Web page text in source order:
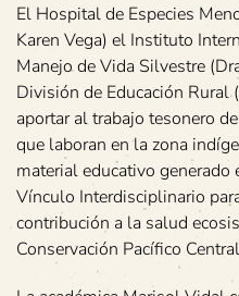
El Hospital de Especies
Karen Vega) el Instituto
Manejo de Vida Silvestre
División de Educación Rural
aportar al trabajo tesonero
que laboran en la zona
material educativo generado
Vínculo Interdisciplinario
contribución a la salud
Conservación Pacífico